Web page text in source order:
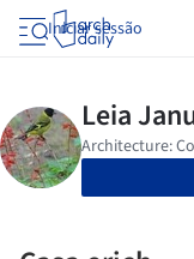
Iniciar sessão